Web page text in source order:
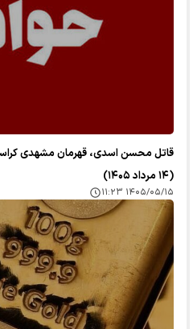
قاتل محسن اسدی، قهرمان مشهدی
(۱۴ مرداد ۱۴۰۵)
۱۴۰۵/۰۵/۱۵ ۱۱:۲۳